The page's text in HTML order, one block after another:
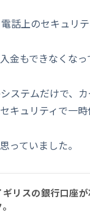
話上のセキュリテ
もできなくなっ
ステムだけで、
キュリティで一時
っていました。
ギリスの銀行口座